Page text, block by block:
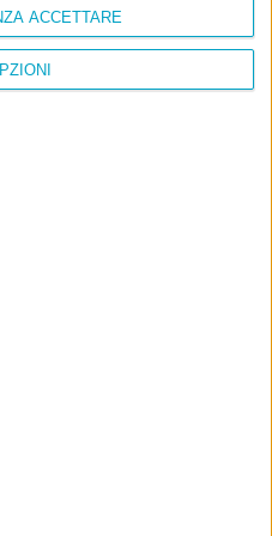
ACCETTARE